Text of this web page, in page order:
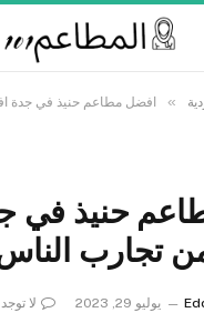
» افضل مطاعم حنيذ في جدة
حنيذ في
تجارب
يوليو 29, 2023 لا
We pay contributors for
may not be
betting, casino, or